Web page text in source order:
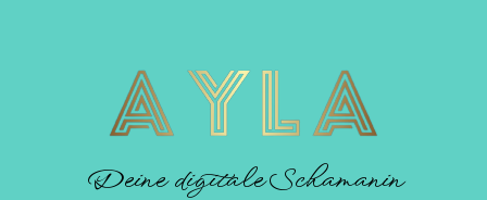
Deine digitale Schamanin